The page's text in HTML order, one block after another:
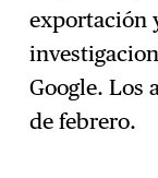
exportación
Google. Los
de febrero.